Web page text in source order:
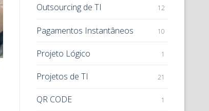
Outsourcing de TI 12
Pagamentos Instantâneos 10
Projeto Lógico 1
Projetos de TI 21
QR CODE 1